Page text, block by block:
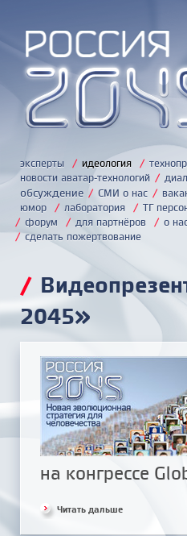
эксперты / идеология /
новости аватар-технологий /
обсуждение / СМИ о нас /
юмор / лаборатория / ТГ
/ форум / для партнёров / о
/ сделать пожертвование
/
2045»
на конгрессе
Читать дальше